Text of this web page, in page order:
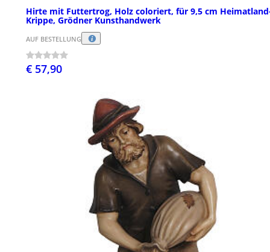
Hirte mit Futtertrog, Holz coloriert, für 9,5 cm
Krippe, Grödner Kunsthandwerk
AUF BESTELLUNG
€ 57,90